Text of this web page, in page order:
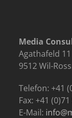
Media
Agathafeld 11
9512 Wil-
Telefon: +41
Fax: +41
E-Mail: